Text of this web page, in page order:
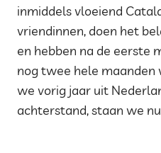
inmiddels vloeiend
vriendinnen, doen het
en hebben na de eerste
nog twee hele maanden
we vorig jaar uit
achterstand, staan we